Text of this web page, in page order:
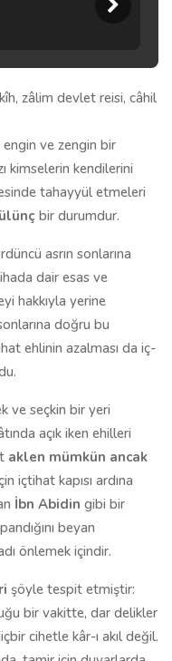
zâlim devlet reisi, câhil
ve zengin bir
kimselerin kendilerini
tahayyül etmeleri
bir durumdur.
asrın sonlarına
dair esas ve
hakkıyla yerine
doğru bu
ehlinin azalması da iç­
ve seçkin bir yeri
açık iken ehilleri
aklen mümkün ancak
içtihat kapısı ardına
İbn Abidin gibi bir
beyan
önlemek içindir.
şöyle tespit etmiştir:
bir vakitte, dar delikler
cihetle kâr-ı akıl değil.